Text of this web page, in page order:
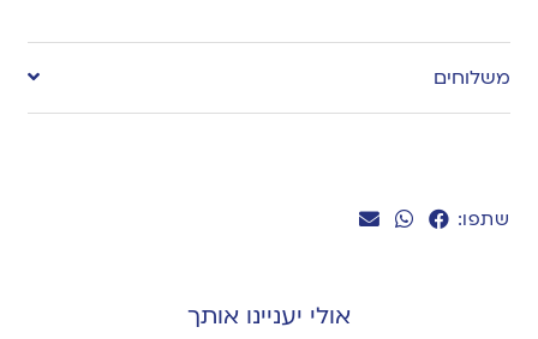
שתפו:
to
wishlist
משלוחים
אולי יעניינו אותך